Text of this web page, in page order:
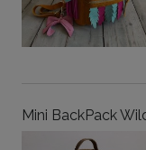
Mini BackPack